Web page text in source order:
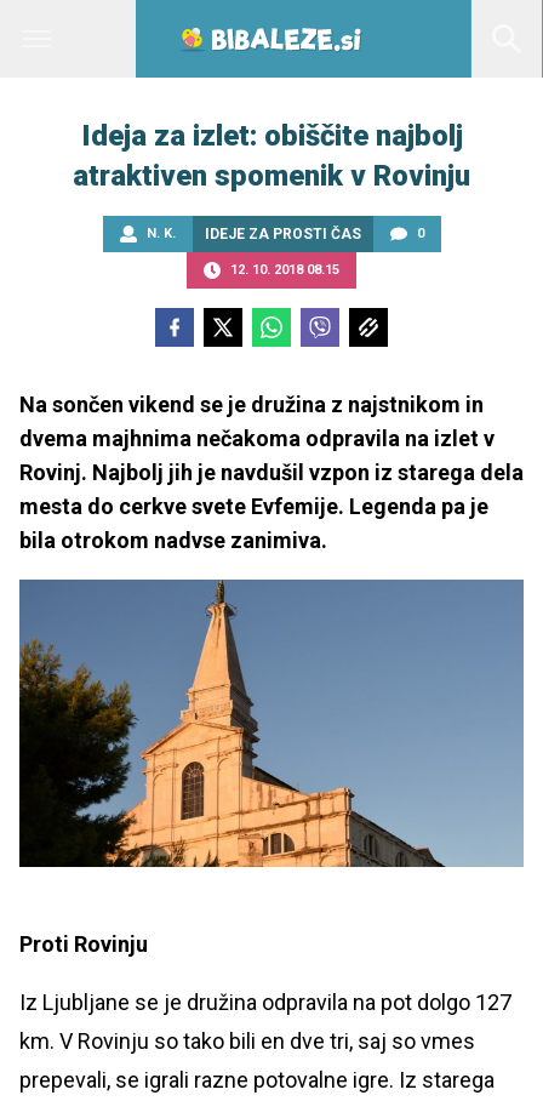
Ideja za izlet: obiščite najbolj
atraktiven spomenik v Rovinju
N. K. IDEJE ZA PROSTI ČAS 0
12. 10. 2018 08.15
Na sončen vikend se je družina z najstnikom in
dvema majhnima nečakoma odpravila na izlet v
Rovinj. Najbolj jih je navdušil vzpon iz starega dela
mesta do cerkve svete Evfemije. Legenda pa je
bila otrokom nadvse zanimiva.
Proti Rovinju
Iz Ljubljane se je družina odpravila na pot dolgo 127
km. V Rovinju so tako bili en dve tri, saj so vmes
prepevali, se igrali razne potovalne igre. Iz starega